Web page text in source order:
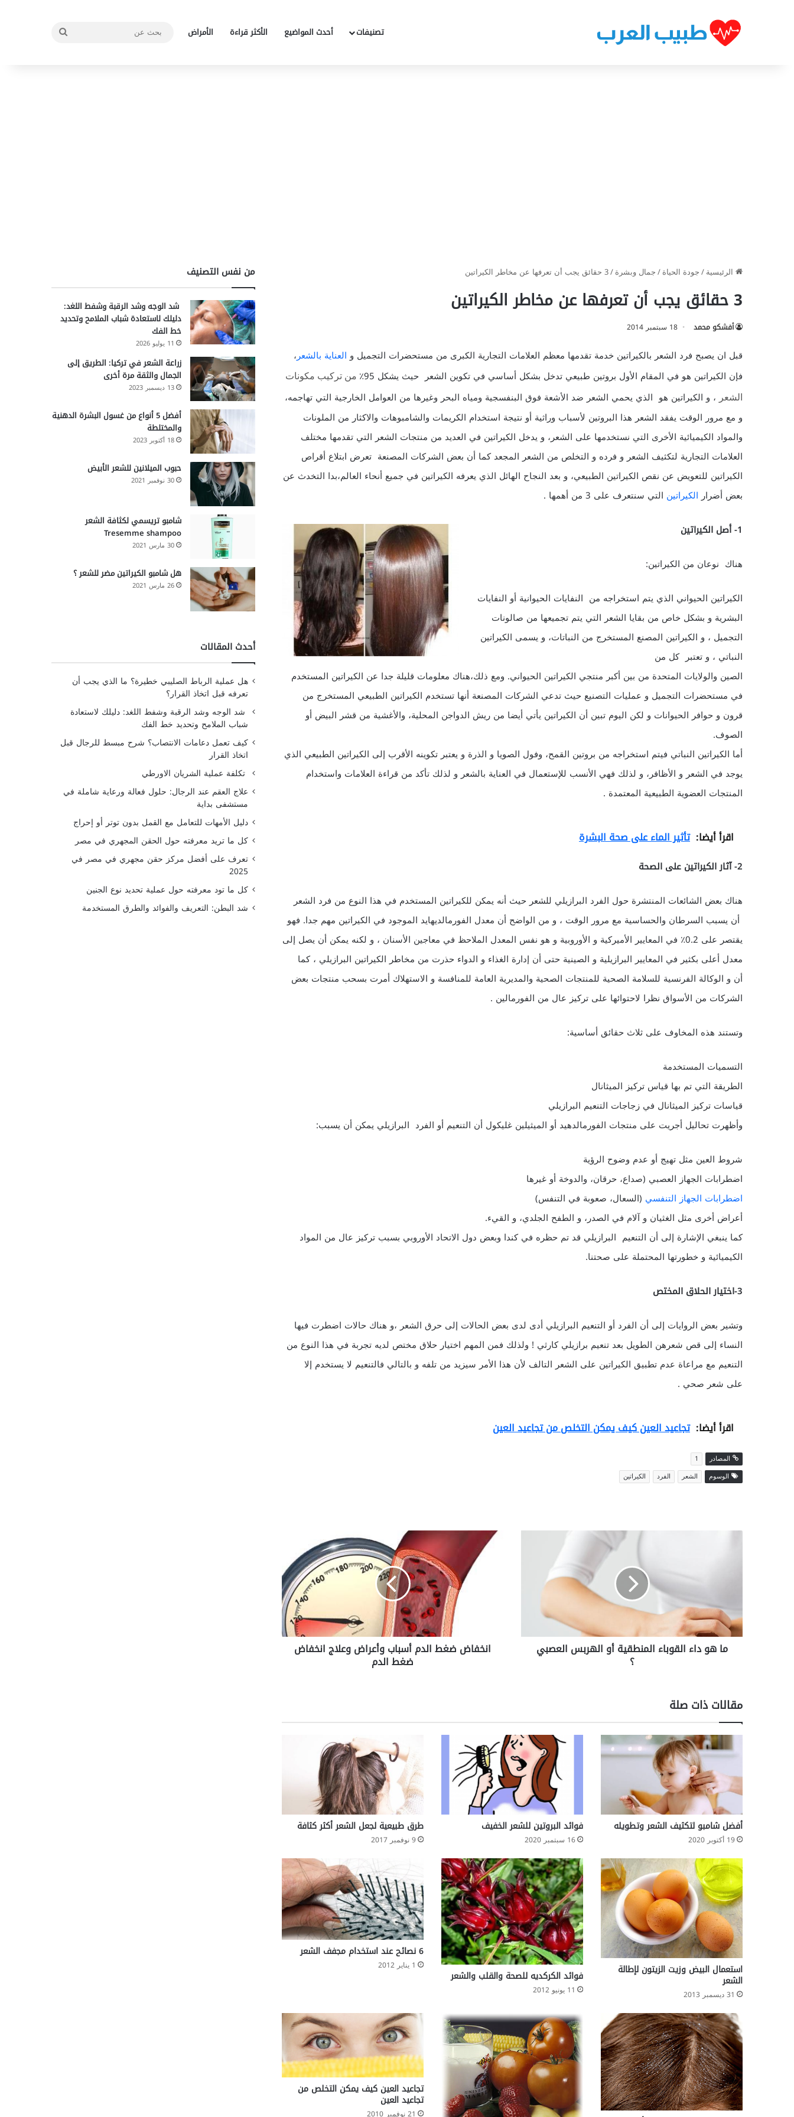
تصنيفات أحدث المواضيع الأكثر قراءة الأمراض
الرئيسية/جودة الحياة/جمال وبشرة/3 حقائق يجب أن تعرفها عن مخاطر الكيراتين
3 حقائق يجب أن تعرفها عن مخاطر الكيراتين
أفشكو محمد 18 سبتمبر 2014
قبل ان يصبح فرد الشعر بالكيراتين خدمة تقدمها معظم العلامات التجارية الكبرى من مستحضرات التجميل والعناية بالشعر،
فإن الكيراتين هو في المقام الأول بروتين طبيعي تدخل بشكل أساسي في تكوين الشعر حيث يشكل 95٪
من تركيب مكونات
الشعر ، و الكيراتين هو الذي يحمي الشعر ضد الأشعة فوق البنفسجية ومياه البحر وغيرها من العوامل الخارجية التي تهاجمه،
و مع مرور الوقت يفقد الشعر هذا البروتين لأسباب وراثية أو نتيجة استخدام الكريمات والشامبوهات والاكثار من الملونات
والمواد الكيميائية الأخرى التي نستخدمها على الشعر، و يدخل الكيراتين في العديد من منتجات الشعر التي تقدمها مختلف
العلامات التجارية لتكثيف الشعر و فرده و التخلص من الشعر المجعد كما أن بعض الشركات المصنعة تعرض ابتلاع أقراص
الكيراتين للتعويض عن نقص الكيراتين الطبيعي، و بعد النجاح الهائل الذي يعرفه الكيراتين في جميع أنحاء العالم،بدا التخدث عن
بعض أضرارالكيراتين التي سنتعرف على 3 من أهمها .
1- أصل الكيراتين
هناك نوعان من الكيراتين:
الكيراتين الحيواني الذي يتم استخراجه من النفايات الحيوانية أو النفايات
البشرية و بشكل خاص من بقايا الشعر التي يتم تجميعها من صالونات
التجميل ، و الكيراتين المصنع المستخرج من النباتات، و يسمى الكيراتين
النباتي ، و تعتبر كل من
الصين والولايات المتحدة من بين أكبر منتجي الكيراتين الحيواني. ومع ذلك،هناك معلومات قليلة جدا عن الكيراتين المستخدم
في مستحضرات التجميل و عمليات التصنيع حيث تدعي الشركات المصنعة أنها تستخدم الكيراتين الطبيعي المستخرج من
قرون و حوافر الحيوانات و لكن اليوم تبين أن الكيراتين يأتي أيضا من ريش الدواجن المحلية، والأغشية من قشر البيض أو
الصوف.
أما الكيراتين النباتي فيتم استخراجه من بروتين القمح، وفول الصويا و الذرة و يعتبر تكوينه الأقرب إلى الكيراتين الطبيعي الذي
يوجد في الشعر و الأظافر، و لذلك فهي الأنسب للإستعمال في العناية بالشعر و لذلك تأكد من قراءة العلامات واستخدام
المنتجات العضوية الطبيعية المعتمدة .
اقرأ أيضا: تأثير الماء على صحة البشرة
2- آثار الكيراتين على الصحة
هناك بعض الشائعات المنتشرة حول الفرد البرازيلي للشعر حيث أنه يمكن للكيراتين المستخدم في هذا النوع من فرد الشعر
أن يسبب السرطان والحساسية مع مرور الوقت ، و من الواضح أن معدل الفورمالديهايد الموجود في الكيراتين مهم جدا. فهو
يقتصر على 0.2٪ في المعايير الأميركية و الأوروبية و هو نفس المعدل الملاحظ في معاجين الأسنان ، و لكنه يمكن أن يصل إلى
معدل أعلى بكثير في المعايير البرازيلية و الصينية حتى أن إدارة الغذاء و الدواء حذرت من مخاطر الكيراتين البرازيلي ، كما
أن و الوكالة الفرنسية للسلامة الصحية للمنتجات الصحية والمديرية العامة للمنافسة و الاستهلاك أمرت بسحب منتجات بعض
الشركات من الأسواق نظرا لاحتوائها على تركيز عال من الفورمالين .
وتستند هذه المخاوف على ثلاث حقائق أساسية:
التسميات المستخدمة
الطريقة التي تم بها قياس تركيز الميثانال
قياسات تركيز الميثانال في زجاجات التنعيم البرازيلي
وأظهرت تحاليل أجريت على منتجات الفورمالدهيد أو الميثيلين غليكول أن التنعيم أو الفرد البرازيلي يمكن أن يسبب:
شروط العين مثل تهيج أو عدم وضوح الرؤية
اضطرابات الجهاز العصبي (صداع، حرقان، والدوخة أو غيرها
اضطرابات الجهاز التنفسي (السعال، صعوبة في التنفس)
أعراض أخرى مثل الغثيان و آلام في الصدر، و الطفح الجلدي، و القيء.
كما ينبغي الإشارة إلى أن التنعيم البرازيلي قد تم حظره في كندا وبعض دول الاتحاد الأوروبي بسبب تركيز عال من المواد
الكيميائية و خطورتها المحتملة على صحتنا.
3-اختيار الحلاق المختص
وتشير بعض الروايات إلى أن الفرد أو التنعيم البرازيلي أدى لدى بعض الحالات إلى حرق الشعر ،و هناك حالات اضطرت فيها
النساء إلى قص شعرهن الطويل بعد تنعيم برازيلي كارثي ! ولذلك فمن المهم اختيار حلاق مختص لديه تجربة في هذا النوع من
التنعيم مع مراعاة عدم تطبيق الكيراتين على الشعر التالف لأن هذا الأمر سيزيد من تلفه و بالتالي فالتنعيم لا يستخدم إلا
على شعر صحي .
اقرأ أيضا: تجاعيد العين كيف يمكن التخلص من تجاعيد العين
المصادر
1
الوسوم
الشعر الفرد الكيراتين
ا
ل
ا
ل
م
ق
ة
أ
و
ا
ل
ه
ر
ب
س
ا
ل
ع
ب
ي
؟
ما هو داء القوباء المنطقية أو الهربس العصبي
؟
ب
ب
و
أ
ع
ا
ض
ل
ا
ج
ا
ن
خ
ف
ا
ض
ض
غ
ل
د
م
انخفاض ضغط الدم أسباب وأعراض وعلاج انخفاض
ضغط الدم
مقالات ذات صلة
أفضل شامبو لتكثيف الشعر وتطويله
19 أكتوبر 2020
فوائد البروتين للشعر الخفيف
16 سبتمبر 2020
طرق طبيعية لجعل الشعر أكثر كثافة
9 نوفمبر 2017
استعمال البيض وزيت الزيتون لإطالة
الشعر
31 ديسمبر 2013
فوائد الكركديه للصحة والقلب والشعر
11 يونيو 2012
6 نصائح عند استخدام مجفف الشعر
1 يناير 2012
تجاعيد العين كيف يمكن التخلص من
تجاعيد العين
21 نوفمبر 2010
من نفس التصنيف
شد الوجه وشد الرقبة وشفط اللغد:
دليلك لاستعادة شباب الملامح وتحديد
خط الفك
11 يوليو 2026
زراعة الشعر في تركيا: الطريق إلى
الجمال والثقة مرة أخرى
13 ديسمبر 2023
أفضل 5 أنواع من غسول البشرة الدهنية
والمختلطة
18 أكتوبر 2023
حبوب الميلانين للشعر الأبيض
30 نوفمبر 2021
شامبو تريسمي لكثافة الشعر
Tresemme shampoo
30 مارس 2021
هل شامبو الكيراتين مضر للشعر ؟
26 مارس 2021
أحدث المقالات
هل عملية الرباط الصليبي خطيرة؟ ما الذي يجب أن
تعرفه قبل اتخاذ القرار؟
شد الوجه وشد الرقبة وشفط اللغد: دليلك لاستعادة
شباب الملامح وتحديد خط الفك
كيف تعمل دعامات الانتصاب؟ شرح مبسط للرجال قبل
اتخاذ القرار
تكلفة عملية الشريان الاورطي
علاج العقم عند الرجال: حلول فعالة ورعاية شاملة في
مستشفى بداية
دليل الأمهات للتعامل مع القمل بدون توتر أو إحراج
كل ما تريد معرفته حول الحقن المجهري في مصر
تعرف على أفضل مركز حقن مجهري في مصر في
2025
كل ما تود معرفته حول عملية تحديد نوع الجنين
شد البطن: التعريف والفوائد والطرق المستخدمة